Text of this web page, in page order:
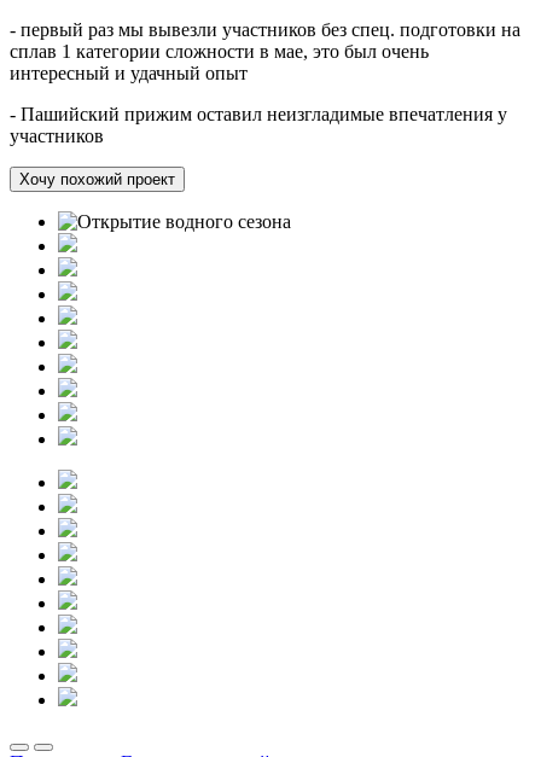
- первый раз мы вывезли участников без спец. подготовки на
сплав 1 категории сложности в мае, это был очень
интересный и удачный опыт
- Пашийский прижим оставил неизгладимые впечатления у
участников
Хочу похожий проект